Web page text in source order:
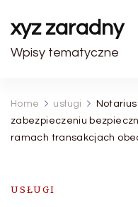
xyz zaradny
Wpisy tematyczne
Home usługi
zabezpieczeniu
ramach transakcjach
USŁUGI